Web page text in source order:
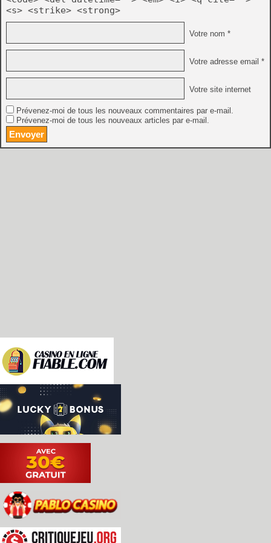
<s> <strike> <strong>
Votre nom *
Votre adresse email *
Votre site internet
Prévenez-moi de tous les nouveaux commentaires par e-mail.
Prévenez-moi de tous les nouveaux articles par e-mail.